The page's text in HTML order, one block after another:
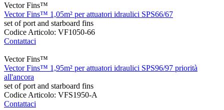
Vector Fins™
Vector Fins™ 1,05m² per attuatori idraulici SPS66/67
set of port and starboard fins
Codice Articolo: VF1050-66
Contattaci
Vector Fins™
Vector Fins™ 1,95m² per attuatori idraulici SPS96/97 priorità
all'ancora
set of port and starboard fins
Codice Articolo: VFS1950-A
Contattaci